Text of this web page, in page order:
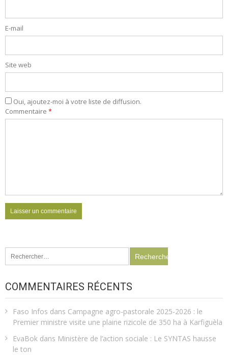
E-mail
Site web
Oui, ajoutez-moi à votre liste de diffusion.
Commentaire *
COMMENTAIRES RÉCENTS
Faso Infos dans Campagne agro-pastorale 2025-2026 : le
Premier ministre visite une plaine rizicole de 350 ha à Karfiguèla
EvaBok dans Ministère de l’action sociale : Le SYNTAS hausse
le ton